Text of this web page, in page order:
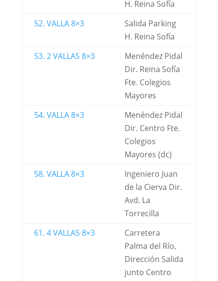
H. Reina Sofía
52. VALLA 8×3
Salida Parking
H. Reina Sofía
53. 2 VALLAS 8×3
Menéndez Pidal
Dir. Reina Sofía
Fte. Colegios
Mayores
54. VALLA 8×3
Menéndez Pidal
Dir. Centro Fte.
Colegios
Mayores (dc)
58. VALLA 8×3
Ingeniero Juan
de la Cierva Dir.
Avd. La
Torrecilla
61. 4 VALLAS 8×3
Carretera
Palma del Río,
Dirección Salida
junto Centro